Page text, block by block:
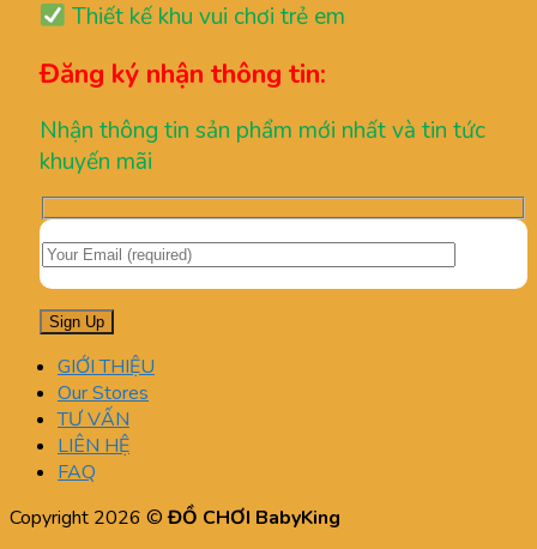
Thiết kế khu vui chơi trẻ em
Đăng ký nhận thông tin:
Nhận thông tin sản phẩm mới nhất và tin tức
khuyến mãi
GIỚI THIỆU
Our Stores
TƯ VẤN
LIÊN HỆ
FAQ
Copyright 2026 ©ĐỒ CHƠI BabyKing